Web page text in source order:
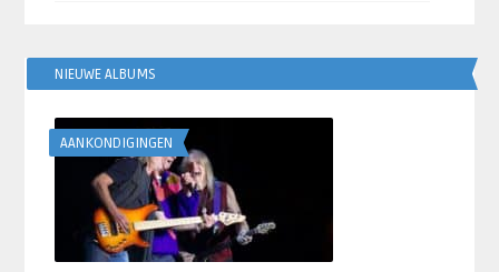
NIEUWE ALBUMS
AANKONDIGINGEN